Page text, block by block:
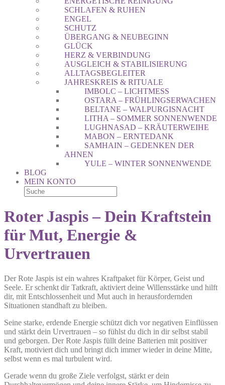
SCHLAFEN & RUHEN
ENGEL
SCHUTZ
ÜBERGANG & NEUBEGINN
GLÜCK
HERZ & VERBINDUNG
AUSGLEICH & STABILISIERUNG
ALLTAGSBEGLEITER
JAHRESKREIS & RITUALE
IMBOLC – LICHTMESS
OSTARA – FRÜHLINGSERWACHEN
BELTANE – WALPURGISNACHT
LITHA – SOMMER SONNENWENDE
LUGHNASAD – KRÄUTERWEIHE
MABON – ERNTEDANK
SAMHAIN – GEDENKEN DER
AHNEN
YULE – WINTER SONNENWENDE
BLOG
MEIN KONTO
Roter Jaspis – Dein Kraftstein
für Mut, Energie &
Urvertrauen
Der Rote Jaspis ist ein wahres Kraftpaket für Körper, Geist und
Seele. Er schenkt dir Tatkraft, aktiviert deine Willensstärke und hilft
dir, mit Entschlossenheit und Mut auch in herausfordernden
Situationen standhaft zu bleiben.
Seine starke, erdende Energie schützt dich vor negativen Einflüssen
und stärkt dein Urvertrauen – so fühlst du dich in dir selbst stabil
und geborgen. Der Rote Jaspis füllt deine Batterien mit positiver
Kraft, motiviert dich und bringt dich immer wieder in deine Mitte,
selbst wenn es mal turbulent wird.
Gerade wenn du große Ziele verfolgst, stärkt er dein